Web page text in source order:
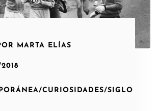
MARTA ELÍAS
/CURIOSIDADES/SIGLO